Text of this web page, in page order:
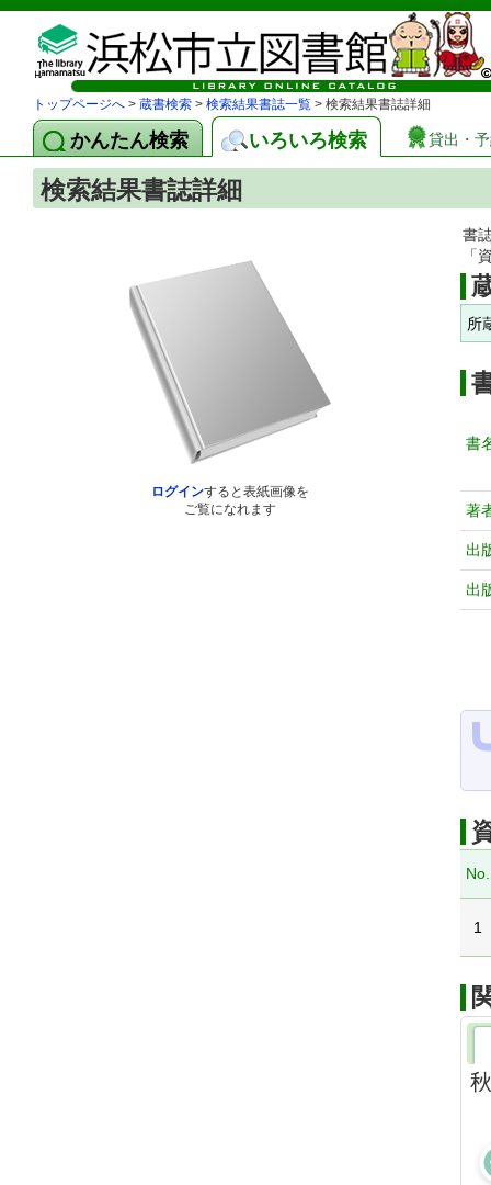
トップページへ > 蔵書検索 > 検索結果書誌一覧 > 検索結果書誌詳細
かんたん検索 いろいろ検索 貸出・
検索結果書誌詳細
ログインすると表紙画像を
ご覧になれます
書
「
所
書
著
出
出
No.
1